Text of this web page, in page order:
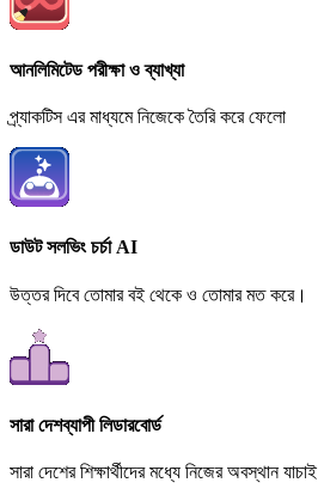
আনলিমিটেড পরীক্ষা ও ব্যাখ্যা
প্র্যাকটিস এর মাধ্যমে নিজেকে তৈরি করে ফেলো
ডাউট সলভিং চর্চা AI
উত্তর দিবে তোমার বই থেকে ও তোমার মত করে।
সারা দেশব্যাপী লিডারবোর্ড
সারা দেশের শিক্ষার্থীদের মধ্যে নিজের অবস্থান যাচাই